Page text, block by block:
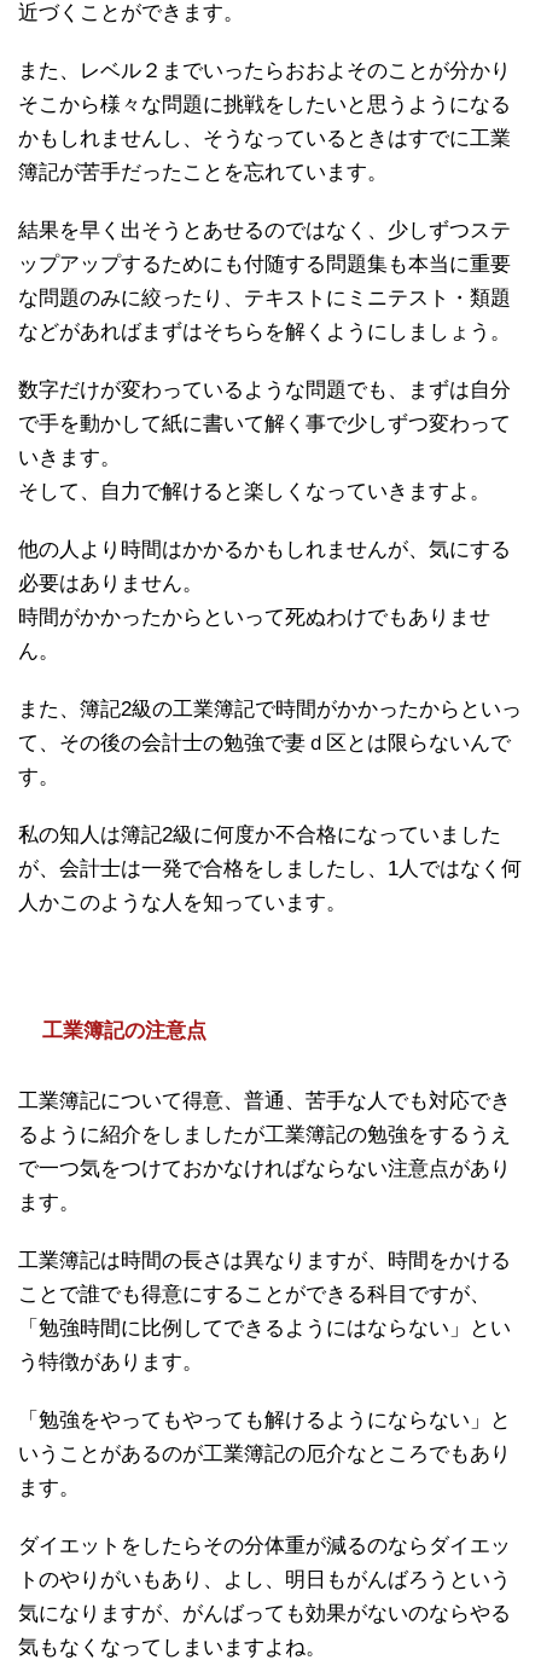
近づくことができます。
また、レベル２までいったらおおよそのことが分かり
そこから様々な問題に挑戦をしたいと思うようになる
かもしれませんし、そうなっているときはすでに工業
簿記が苦手だったことを忘れています。
結果を早く出そうとあせるのではなく、少しずつステ
ップアップするためにも付随する問題集も本当に重要
な問題のみに絞ったり、テキストにミニテスト・類題
などがあればまずはそちらを解くようにしましょう。
数字だけが変わっているような問題でも、まずは自分
で手を動かして紙に書いて解く事で少しずつ変わって
いきます。
そして、自力で解けると楽しくなっていきますよ。
他の人より時間はかかるかもしれませんが、気にする
必要はありません。
時間がかかったからといって死ぬわけでもありませ
ん。
また、簿記2級の工業簿記で時間がかかったからといっ
て、その後の会計士の勉強で妻ｄ区とは限らないんで
す。
私の知人は簿記2級に何度か不合格になっていました
が、会計士は一発で合格をしましたし、1人ではなく何
人かこのような人を知っています。
工業簿記の注意点
工業簿記について得意、普通、苦手な人でも対応でき
るように紹介をしましたが工業簿記の勉強をするうえ
で一つ気をつけておかなければならない注意点があり
ます。
工業簿記は時間の長さは異なりますが、時間をかける
ことで誰でも得意にすることができる科目ですが、
「勉強時間に比例してできるようにはならない」とい
う特徴があります。
「勉強をやってもやっても解けるようにならない」と
いうことがあるのが工業簿記の厄介なところでもあり
ます。
ダイエットをしたらその分体重が減るのならダイエッ
トのやりがいもあり、よし、明日もがんばろうという
気になりますが、がんばっても効果がないのならやる
気もなくなってしまいますよね。